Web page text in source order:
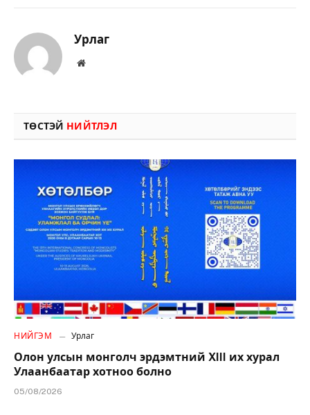
Урлаг
Вэбсайт
ТӨСТЭЙ НИЙТЛЭЛ
НИЙГЭМ Урлаг
Олон улсын монголч эрдэмтний XIII их хурал
Улаанбаатар хотноо болно
05/08/2026